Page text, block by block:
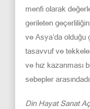
menfi olarak
gerileten
ve Asya’da olduğu
tasavvuf ve
ve hız kazanması
sebepler
Din Hayat Sanat